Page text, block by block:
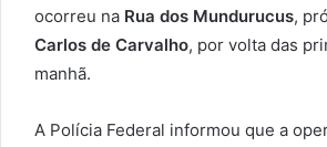
ocorreu na Rua dos Mundurucus,
Carlos de Carvalho, por volta das
manhã.
A Polícia Federal informou que a